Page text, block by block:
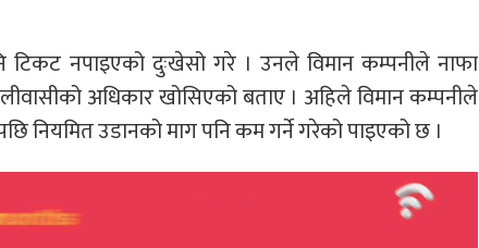
टिकट नपाइएको दुःखेसो गरे । उनले विमान कम्पनीले नाफा
अधिकार खोसिएको बताए । अहिले विमान कम्पनीले
नियमित उडानको माग पनि कम गर्ने गरेको पाइएको छ ।